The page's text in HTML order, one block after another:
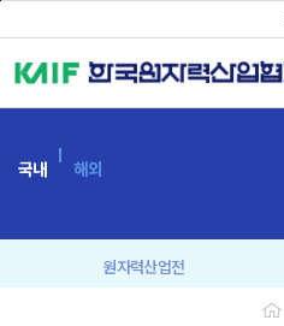
국내 해외
원자력산업전